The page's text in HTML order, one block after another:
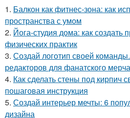
1. Балкон как фитнес-зона: как
пространства с умом
2. Йога-студия дома: как создать
физических практик
3. Создай логотип своей
редакторов для фанатского
4. Как сделать стены под кирпич
пошаговая инструкция
5. Создай интерьер мечты: 6
дизайна